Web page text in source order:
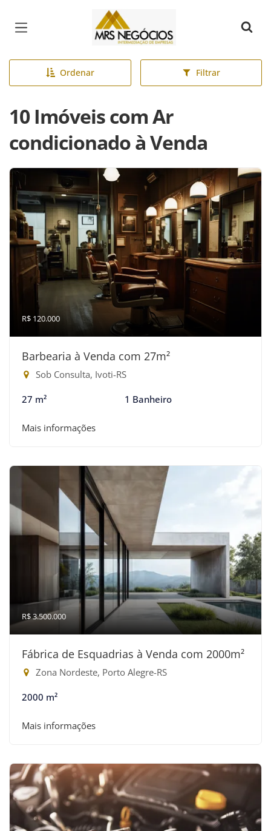
Página inicial
Ordenar Filtrar
10 Imóveis com Ar
condicionado à Venda
R$ 120.000
Barbearia à Venda com 27m²
Sob Consulta, Ivoti-RS
27 m² 1 Banheiro
Mais informações
R$ 3.500.000
Fábrica de Esquadrias à Venda com 2000m²
Zona Nordeste, Porto Alegre-RS
2000 m²
Mais informações